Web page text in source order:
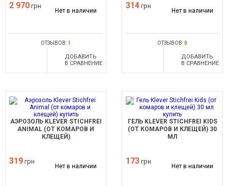
2 970 грн
Нет в наличии
ОТЗЫВОВ: 1
ДОБАВИТЬ
В СРАВНЕНИЕ
314 грн
Нет в наличии
ОТЗЫВОВ:0
ДОБАВИТЬ
В СРАВНЕНИЕ
АЭРОЗОЛЬ KLEVER STICHFREI
ANIMAL (ОТ КОМАРОВ И
КЛЕЩЕЙ)
319 грн
Нет в наличии
ГЕЛЬ KLEVER STICHFREI KIDS
(ОТ КОМАРОВ И КЛЕЩЕЙ) 30
МЛ
173 грн
Нет в наличии